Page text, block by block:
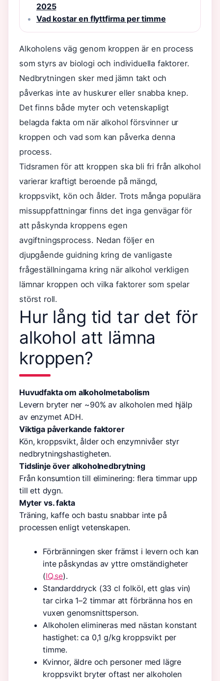
2025
Vad kostar en flyttfirma per timme
Alkoholens väg genom kroppen är en process
som styrs av biologi och individuella faktorer.
Nedbrytningen sker med jämn takt och
påverkas inte av huskurer eller snabba knep.
Det finns både myter och vetenskapligt
belagda fakta om när alkohol försvinner ur
kroppen och vad som kan påverka denna
process.
Tidsramen för att kroppen ska bli fri från alkohol
varierar kraftigt beroende på mängd,
kroppsvikt, kön och ålder. Trots många populära
missuppfattningar finns det inga genvägar för
att påskynda kroppens egen
avgiftningsprocess. Nedan följer en
djupgående guidning kring de vanligaste
frågeställningarna kring när alkohol verkligen
lämnar kroppen och vilka faktorer som spelar
störst roll.
Hur lång tid tar det för
alkohol att lämna
kroppen?
Huvudfakta om alkoholmetabolism
Levern bryter ner ~90% av alkoholen med hjälp
av enzymet ADH.
Viktiga påverkande faktorer
Kön, kroppsvikt, ålder och enzymnivåer styr
nedbrytningshastigheten.
Tidslinje över alkoholnedbrytning
Från konsumtion till eliminering: flera timmar upp
till ett dygn.
Myter vs. fakta
Träning, kaffe och bastu snabbar inte på
processen enligt vetenskapen.
Förbränningen sker främst i levern och kan
inte påskyndas av yttre omständigheter
(IQ.se).
Standarddryck (33 cl folköl, ett glas vin)
tar cirka 1–2 timmar att förbränna hos en
vuxen genomsnittsperson.
Alkoholen elimineras med nästan konstant
hastighet: ca 0,1 g/kg kroppsvikt per
timme.
Kvinnor, äldre och personer med lägre
kroppsvikt bryter oftast ner alkoholen